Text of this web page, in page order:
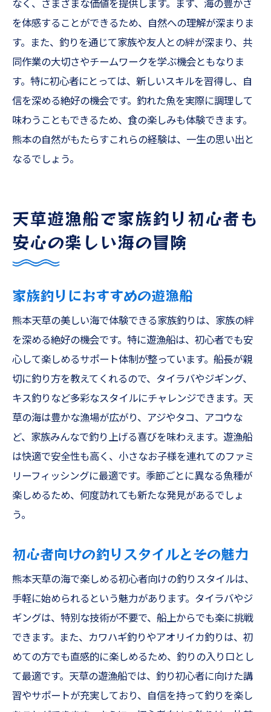
なく、さまざまな価値を提供します。まず、海の豊かさ
を体感することができるため、自然への理解が深まりま
す。また、釣りを通じて家族や友人との絆が深まり、共
同作業の大切さやチームワークを学ぶ機会ともなりま
す。特に初心者にとっては、新しいスキルを習得し、自
信を深める絶好の機会です。釣れた魚を実際に調理して
味わうこともできるため、食の楽しみも体験できます。
熊本の自然がもたらすこれらの経験は、一生の思い出と
なるでしょう。
天草遊漁船で家族釣り初心者も
安心の楽しい海の冒険
家族釣りにおすすめの遊漁船
熊本天草の美しい海で体験できる家族釣りは、家族の絆
を深める絶好の機会です。特に遊漁船は、初心者でも安
心して楽しめるサポート体制が整っています。船長が親
切に釣り方を教えてくれるので、タイラバやジギング、
キス釣りなど多彩なスタイルにチャレンジできます。天
草の海は豊かな漁場が広がり、アジやタコ、アコウな
ど、家族みんなで釣り上げる喜びを味わえます。遊漁船
は快適で安全性も高く、小さなお子様を連れてのファミ
リーフィッシングに最適です。季節ごとに異なる魚種が
楽しめるため、何度訪れても新たな発見があるでしょ
う。
初心者向けの釣りスタイルとその魅力
熊本天草の海で楽しめる初心者向けの釣りスタイルは、
手軽に始められるという魅力があります。タイラバやジ
ギングは、特別な技術が不要で、船上からでも楽に挑戦
できます。また、カワハギ釣りやアオリイカ釣りは、初
めての方でも直感的に楽しめるため、釣りの入り口とし
て最適です。天草の遊漁船では、釣り初心者に向けた講
習やサポートが充実しており、自信を持って釣りを楽し